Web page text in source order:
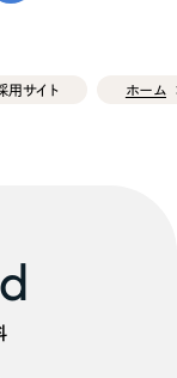
用サイト ホーム